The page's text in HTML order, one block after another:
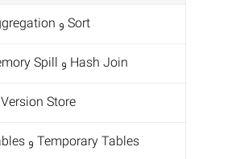
Sort و Aggregation
Hash Join و Query Memory Spill
Version Store
Temporary Tables و Table Variables